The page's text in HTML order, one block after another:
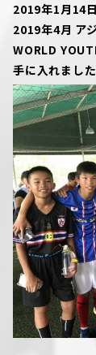
2019年1月14
2019年4月 ア
WORLD
手に入れました